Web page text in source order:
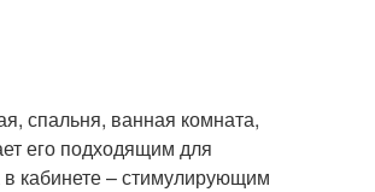
спальня, ванная комната,
его подходящим для
кабинете – стимулирующим